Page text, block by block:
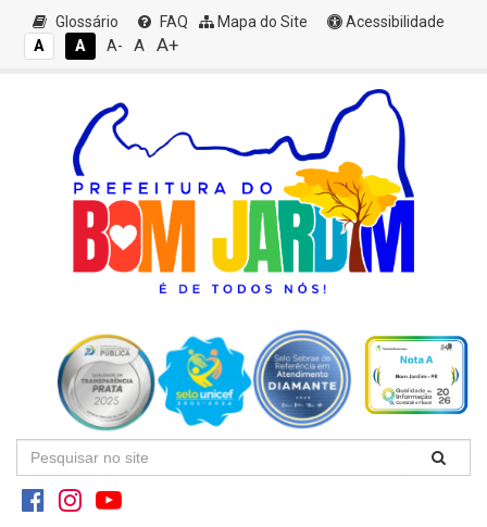
Glossário FAQ Mapa do Site
Acessibilidade
A
A A- A A+